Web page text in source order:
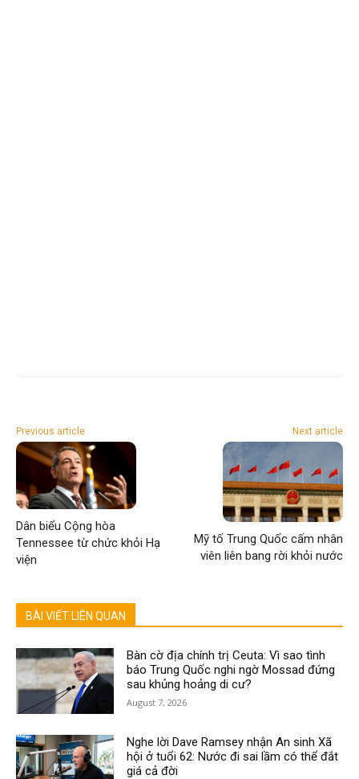
Previous article
Dân biểu Cộng hòa
Tennessee từ chức khỏi Hạ
viện
Next article
Mỹ tố Trung Quốc cấm nhân
viên liên bang rời khỏi nước
BÀI VIẾT LIÊN QUAN
Bàn cờ địa chính trị Ceuta: Vì sao tình
báo Trung Quốc nghi ngờ Mossad đứng
sau khủng hoảng di cư?
August 7, 2026
Nghe lời Dave Ramsey nhận An sinh Xã
hội ở tuổi 62: Nước đi sai lầm có thể đắt
giá cả đời